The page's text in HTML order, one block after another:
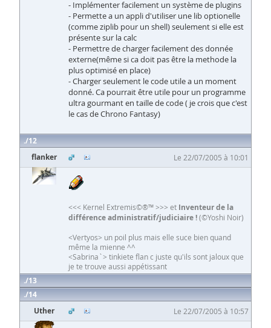
- Implémenter facilement un système de plugins
- Permette a un appli d'utiliser une lib optionelle
(comme ziplib pour un shell) seulement si elle est
présente sur la calc
- Permettre de charger facilement des donnée
externe(même si ca doit pas être la methode la
plus optimisé en place)
- Charger seulement le code utile a un moment
donné. Ca pourrait être utile pour un programme
ultra gourmant en taille de code ( je crois que c'est
le cas de Chrono Fantasy)
12
flanker
Le 22/07/2005 à 10:01
<<< Kernel Extremis©®™ >>> et Inventeur de la
différence administratif/judiciaire !(©Yoshi Noir)
<Vertyos> un poil plus mais elle suce bien quand
même la mienne ^^
<Sabrina`> tinkiete flan c juste qu'ils sont jaloux que
je te trouve aussi appétissant
13
14
Uther
Le 22/07/2005 à 10:57